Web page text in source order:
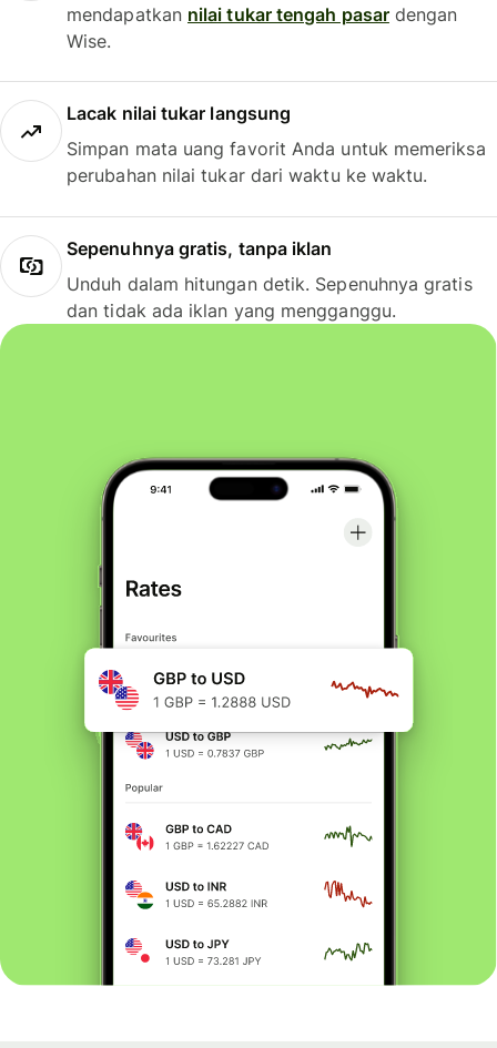
mendapatkan nilai tukar tengah pasardengan
Wise.
Lacak nilai tukar langsung
Simpan mata uang favorit Anda untuk memeriksa
perubahan nilai tukar dari waktu ke waktu.
Sepenuhnya gratis, tanpa iklan
Unduh dalam hitungan detik. Sepenuhnya gratis
dan tidak ada iklan yang mengganggu.